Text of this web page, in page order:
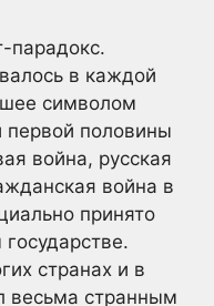
парадокс.
в каждой
символом
первой половины
война, русская
война в
принято
странах и в
весьма странным